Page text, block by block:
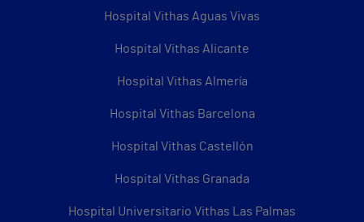
Hospital Vithas Aguas Vivas
Hospital Vithas Alicante
Hospital Vithas Almería
Hospital Vithas Barcelona
Hospital Vithas Castellón
Hospital Vithas Granada
Hospital Universitario Vithas Las Palmas